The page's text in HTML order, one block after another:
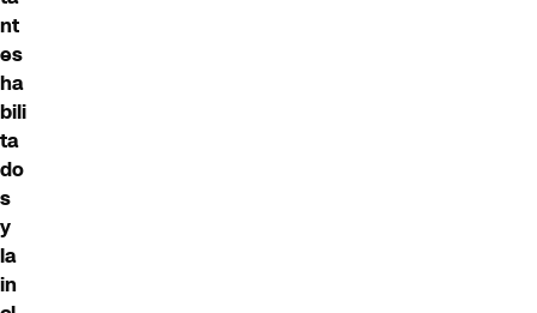
nt
es
ha
bili
ta
do
s
y
la
in